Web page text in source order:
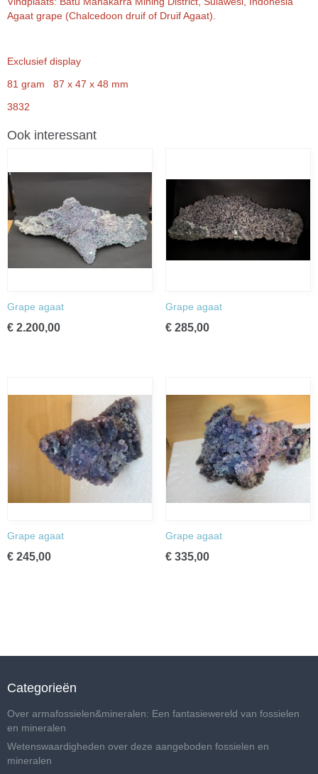
Agaat grape (Chalcedoon druif of Druif Agaat).
Exclusief display
81 gram 87 x 47 x 48 mm
3832
Ook interessant
Grape agaat
€ 2.200,00
Grape agaat
€ 285,00
Grape agaat
€ 245,00
Grape agaat
€ 335,00
Categorieën
Over armafossielen&mineralen: Een fantasiewereld van fossielen
en mineralen
Wetenswaardigheden over deze aangeboden fossielen en
mineralen